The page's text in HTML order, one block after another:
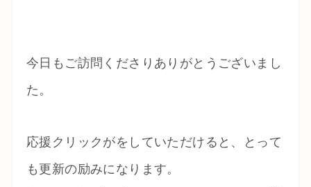
今日もご訪問くださりありがとうございまし
た。
応援クリックがをしていただけると、とって
も更新の励みになります。